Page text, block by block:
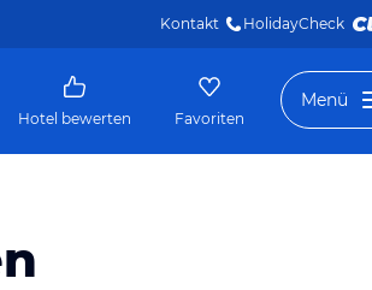
Kontakt HolidayCheck
Hotel bewerten Favoriten
Menü